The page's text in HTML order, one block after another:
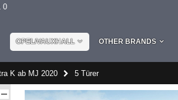
0
OPEL/VAUXHALL OTHER BRANDS
K ab MJ 2020 5 Türer